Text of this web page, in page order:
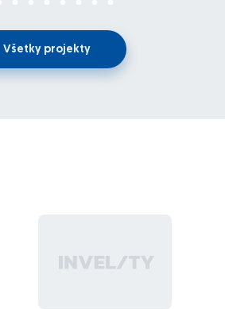
Všetky projekty